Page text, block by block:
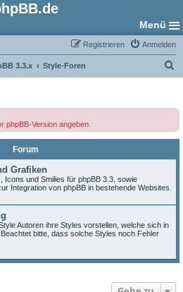
Menü
Anmelden
Registrieren
3.3.x Style-Foren
e
phpBB-Version angeben.
Forum
Grafiken
Icons und Smilies für phpBB 3.3, sowie
Integration von phpBB in bestehende Websites.
Autoren ihre Styles vorstellen, welche sich in
bitte, dass solche Styles noch Fehler